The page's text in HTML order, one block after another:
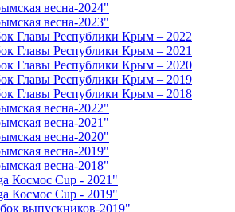
весна-2024"
весна-2023"
Главы Республики Крым – 2022
Главы Республики Крым – 2021
Главы Республики Крым – 2020
Главы Республики Крым – 2019
Главы Республики Крым – 2018
весна-2022"
весна-2021"
весна-2020"
весна-2019"
весна-2018"
Космос Cup - 2021"
Космос Cup - 2019"
выпускников-2019"